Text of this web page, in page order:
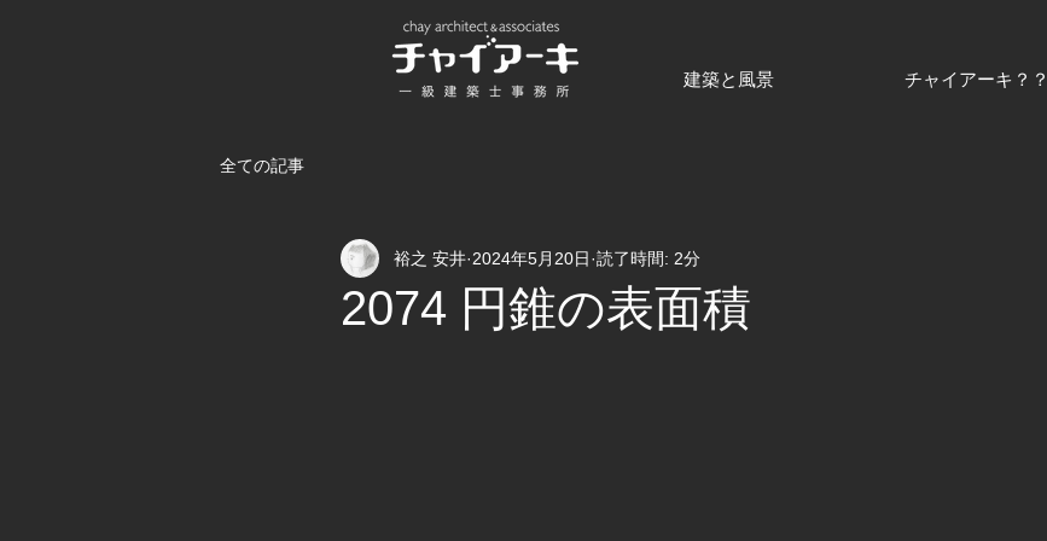
建築と風景 チャイアーキ？？
全ての記事
2074 円錐の表面積
裕之 安井 2024年5月20日 読了時間: 2分